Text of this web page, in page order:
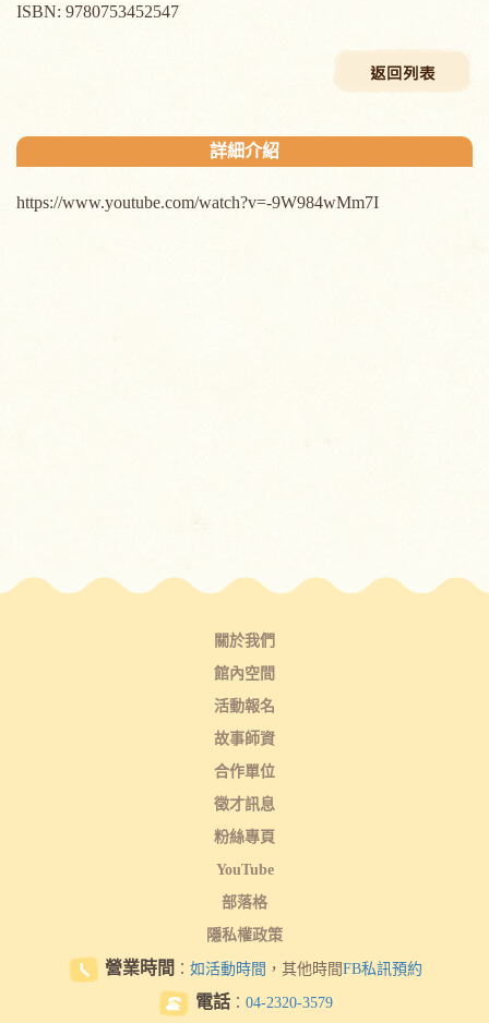
ISBN: 9780753452547
詳細介紹
https://www.youtube.com/watch?v=-9W984wMm7I
關於我們
館內空間
活動報名
故事師資
合作單位
徵才訊息
粉絲專頁
YouTube
部落格
隱私權政策
營業時間 ： 如活動時間 ，其他時間FB私訊預約
電話： 04-2320-3579